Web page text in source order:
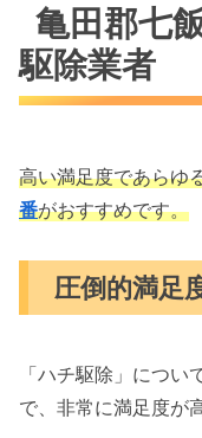
亀田郡七
駆除業者
高い満足度であらゆ
番がおすすめです。
圧倒的満足
「ハチ駆除」につい
で、非常に満足度が